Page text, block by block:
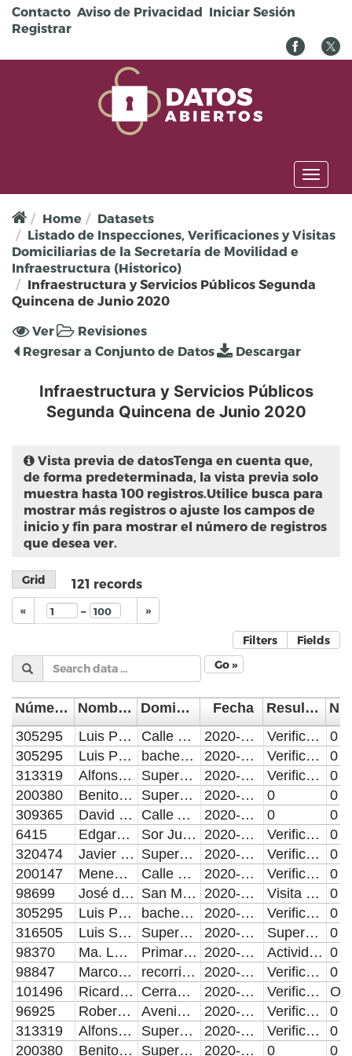
Pasar al contenido principal
Contacto Aviso de Privacidad Iniciar Sesión
Registrar
Toggle
Home
Datasets
Listado de Inspecciones, Verificaciones y Visitas
Domiciliarias de la Secretaría de Movilidad e
Infraestructura (Historico)
Infraestructura y Servicios Públicos Segunda
Quincena de Junio 2020
Solapas principales
Ver(solapa
activa)
Revisiones
Regresar a Conjunto de Datos
Descargar
Infraestructura y Servicios Públicos
Segunda Quincena de Junio 2020
Vista previa de datosTenga en cuenta que,
de forma predeterminada, la vista previa solo
muestra hasta 100 registros.Utilice busca para
mostrar más registros o ajuste los campos de
inicio y fin para mostrar el número de registros
que desea ver.
Grid 121 records
« – »
Filters
Fields
Go »
Número de Control Nombre del Supervisor/Verificador Domicilio de la visita Fecha
Resultado de la Inspección, Verificación o Visita Domiciliaria
305295
Luis Pérez Arrieta Calle Venceremos, Col. Barranca Honda 2020-06-01 Verificación o Inspección con resultado positivo.
0
305295
Luis Pérez Arrieta bacheo con mezcla asfaltica diferentes calles 2020-06-04 Verificación o Inspección con resultado positivo.
0
313319
Alfonso Manzano Toledo Supervisión de bacheo 2020-06-16 Verificación o Inspección con resultado positivo.
0
200380
Benito López Velázquez Supervisión de Bacheo A 17 2020-06-16 0
0
309365
David Peral Candia Calle Articulo 9 Colonia Costitucion Mexicana, Avenida Carmen Millán-el Trebol (Atilac) Colonias 1A Sección Rancho Colorado y San Felipe Hueyotlipan. 2020-06-16 0
0
6415
Edgardo Espinosa Calixto Sor Juana Ines de la Cruz entre las cruces y Fray Francisco de Jimenez, colonia tres cruces 2020-06-16 Verificación o inspección con resultado positivo
0
320474
Javier López López Supervisión de Calle Articulo 9 Colonia Costitucion Mexicana, Avenida Carmen Millán-el Trebol (Atilac) Colonias 1A Sección Rancho Colorado y San Felipe Hueyotlipan. 2020-06-16 Verificación o Inspección con resultado positivo
0
200147
Meneses Martínez José Adrián Calle Guillermo Prieto Colonia Universitaria 2020-06-16 Verificación o Inspección con resultado positivo.
0
98699
José de Jesús Elios Cañete San Miguel Canoa 2020-06-16 Visita de campo con resultado positivo
0
305295
Luis Pérez Arrieta bacheo con mezcla asfaltica diferentes calles 2020-06-16 Verificación o Inspección con resultado positivo.
0
316505
Luis Santopietro Rodriguez Supervisión de obra calle Boca del Rio, col. Playas del Sur 2020-06-16 Supervisión de obra
0
98370
Ma. Luisa del Pilar Sainz de Rozas Aparicio Primaria Netzahualcoyotl, San Andrés Azumiatla 2020-06-16 Actividades Administrativas 0
98847
Marco A. Ochoa Gutierrez recorrido para asignar y supervison de trabajos de bacheo, supervision de obraen calle 106 b ote Col. Bosques de Santa Anita 2020-06-16 Verificación o Inspección con resultado positivo.
0
101496
Ricardo Alejandro Quintana Cerrada Rafael Avila Camacho número 715, Colonia Santa Cruz Buena Vista 2020-06-16
Verificación o Inspección con resultado positivo.
96925
Roberto Loyola Meza Avenida 15 de Mayo, Colonias Maestro Federal y Las Hadas, Puebla 2020-06-16 Verificación o Inspección con resultado positivo.
0
313319
Alfonso Manzano Toledo Supervisión de bacheo 2020-06-17 Verificación o Inspección con resultado positivo.
0
200380
Benito López Velázquez Supervisión de Bacheo A 17 2020-06-17 0
0